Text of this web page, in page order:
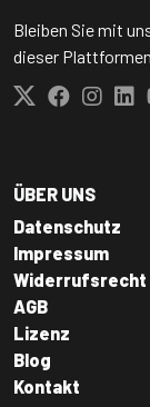
Bleiben Sie mit
dieser Plattformen
ÜBER UNS
Datenschutz
Impressum
Widerrufsrecht
AGB
Lizenz
Blog
Kontakt